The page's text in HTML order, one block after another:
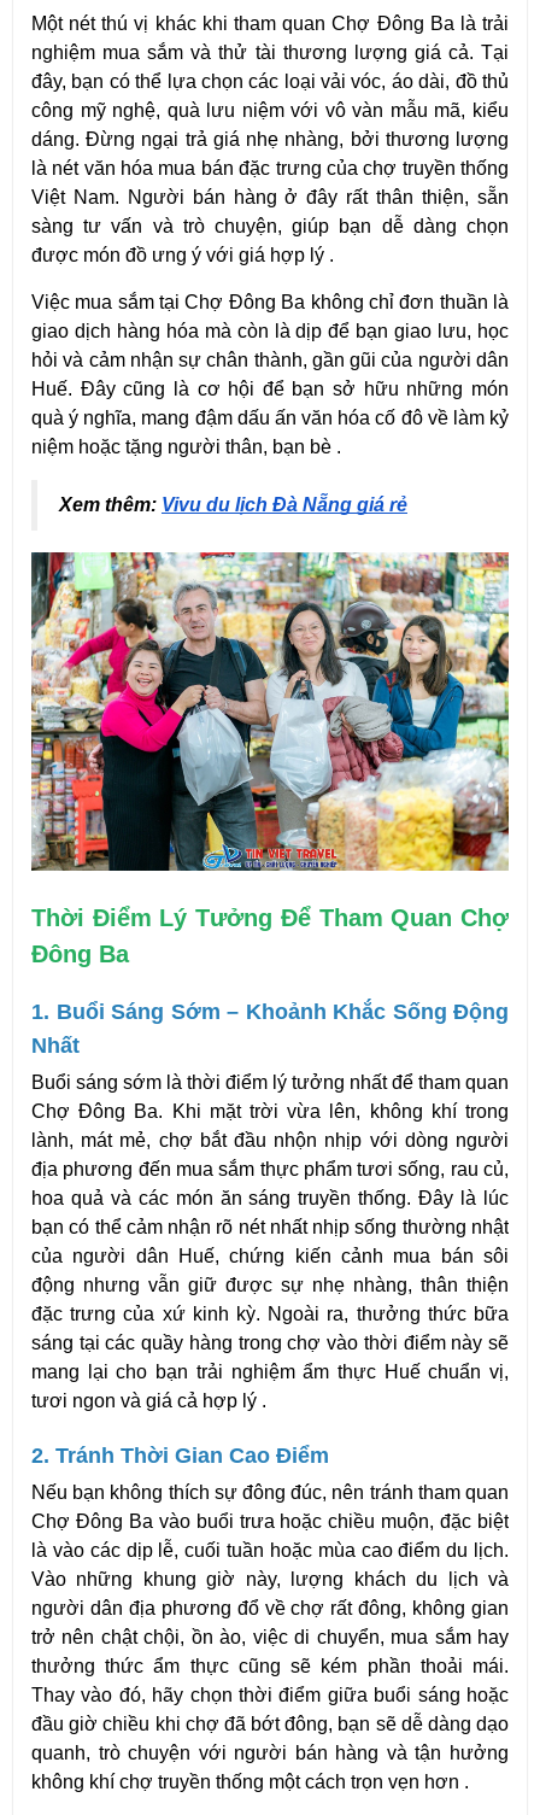
Một nét thú vị khác khi tham quan Chợ Đông Ba là trải
nghiệm mua sắm và thử tài thương lượng giá cả. Tại
đây, bạn có thể lựa chọn các loại vải vóc, áo dài, đồ thủ
công mỹ nghệ, quà lưu niệm với vô vàn mẫu mã, kiểu
dáng. Đừng ngại trả giá nhẹ nhàng, bởi thương lượng
là nét văn hóa mua bán đặc trưng của chợ truyền thống
Việt Nam. Người bán hàng ở đây rất thân thiện, sẵn
sàng tư vấn và trò chuyện, giúp bạn dễ dàng chọn
được món đồ ưng ý với giá hợp lý .
Việc mua sắm tại Chợ Đông Ba không chỉ đơn thuần là
giao dịch hàng hóa mà còn là dịp để bạn giao lưu, học
hỏi và cảm nhận sự chân thành, gần gũi của người dân
Huế. Đây cũng là cơ hội để bạn sở hữu những món
quà ý nghĩa, mang đậm dấu ấn văn hóa cố đô về làm kỷ
niệm hoặc tặng người thân, bạn bè .
Xem thêm: Vivu du lịch Đà Nẵng giá rẻ
Thời Điểm Lý Tưởng Để Tham Quan Chợ
Đông Ba
1. Buổi Sáng Sớm – Khoảnh Khắc Sống Động
Nhất
Buổi sáng sớm là thời điểm lý tưởng nhất để tham quan
Chợ Đông Ba. Khi mặt trời vừa lên, không khí trong
lành, mát mẻ, chợ bắt đầu nhộn nhịp với dòng người
địa phương đến mua sắm thực phẩm tươi sống, rau củ,
hoa quả và các món ăn sáng truyền thống. Đây là lúc
bạn có thể cảm nhận rõ nét nhất nhịp sống thường nhật
của người dân Huế, chứng kiến cảnh mua bán sôi
động nhưng vẫn giữ được sự nhẹ nhàng, thân thiện
đặc trưng của xứ kinh kỳ. Ngoài ra, thưởng thức bữa
sáng tại các quầy hàng trong chợ vào thời điểm này sẽ
mang lại cho bạn trải nghiệm ẩm thực Huế chuẩn vị,
tươi ngon và giá cả hợp lý .
2. Tránh Thời Gian Cao Điểm
Nếu bạn không thích sự đông đúc, nên tránh tham quan
Chợ Đông Ba vào buổi trưa hoặc chiều muộn, đặc biệt
là vào các dịp lễ, cuối tuần hoặc mùa cao điểm du lịch.
Vào những khung giờ này, lượng khách du lịch và
người dân địa phương đổ về chợ rất đông, không gian
trở nên chật chội, ồn ào, việc di chuyển, mua sắm hay
thưởng thức ẩm thực cũng sẽ kém phần thoải mái.
Thay vào đó, hãy chọn thời điểm giữa buổi sáng hoặc
đầu giờ chiều khi chợ đã bớt đông, bạn sẽ dễ dàng dạo
quanh, trò chuyện với người bán hàng và tận hưởng
không khí chợ truyền thống một cách trọn vẹn hơn .